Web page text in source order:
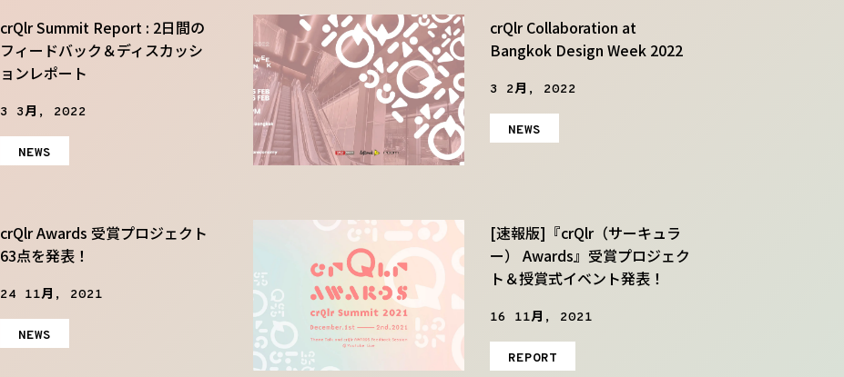
crQlr Summit Report : 2日間の
フィードバック＆ディスカッシ
ョンレポート
3 3月, 2022
NEWS
crQlr Collaboration at
Bangkok Design Week 2022
3 2月, 2022
NEWS
crQlr Awards 受賞プロジェクト
63点を発表！
24 11月, 2021
NEWS
[速報版]『crQlr（サーキュラ
ー） Awards』受賞プロジェク
ト＆授賞式イベント発表！
16 11月, 2021
REPORT